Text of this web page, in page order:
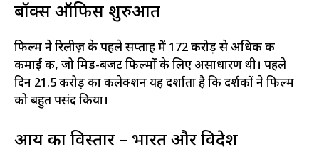
बॉक्स ऑफिस शुरुआत
फिल्म ने रिलीज़ के पहले सप्ताह में ₹172 करोड़ से अधिक की
कमाई की, जो मिड-बजट फिल्मों के लिए असाधारण थी। पहले
दिन ₹21.5 करोड़ का कलेक्शन यह दर्शाता है कि दर्शकों ने फिल्म
को बहुत पसंद किया।
आय का विस्तार – भारत और विदेश